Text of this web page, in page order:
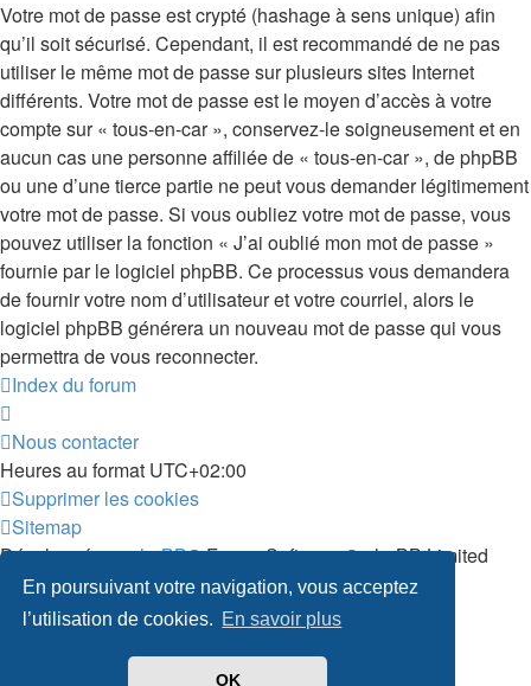
En poursuivant votre navigation, vous acceptez
l’utilisation de cookies. En savoir plus
OK
Votre mot de passe est crypté (hashage à sens unique) afin
qu’il soit sécurisé. Cependant, il est recommandé de ne pas
utiliser le même mot de passe sur plusieurs sites Internet
différents. Votre mot de passe est le moyen d’accès à votre
compte sur « tous-en-car », conservez-le soigneusement et en
aucun cas une personne affiliée de « tous-en-car », de phpBB
ou une d’une tierce partie ne peut vous demander légitimement
votre mot de passe. Si vous oubliez votre mot de passe, vous
pouvez utiliser la fonction « J’ai oublié mon mot de passe »
fournie par le logiciel phpBB. Ce processus vous demandera
de fournir votre nom d’utilisateur et votre courriel, alors le
logiciel phpBB générera un nouveau mot de passe qui vous
permettra de vous reconnecter.
Index du forum
Nous contacter
Heures au format UTC+02:00
Supprimer les cookies
Sitemap
Développé parphpBB® Forum Software © phpBB Limited
Traduit parphpBB-fr.com
Confidentialité|Conditions